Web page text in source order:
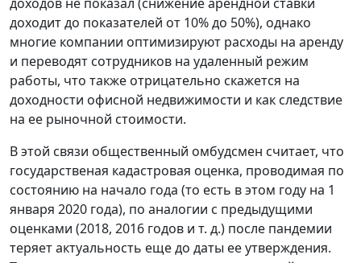
доходит до показателей от 10% до 50%), однако
многие компании оптимизируют расходы на аренду
и переводят сотрудников на удаленный режим
работы, что также отрицательно скажется на
доходности офисной недвижимости и как следствие
на ее рыночной стоимости.
В этой связи общественный омбудсмен считает, что
государственая кадастровая оценка, проводимая по
состоянию на начало года (то есть в этом году на 1
января 2020 года), по аналогии с предыдущими
оценками (2018, 2016 годов и т. д.) после пандемии
теряет актуальность еще до даты ее утверждения.